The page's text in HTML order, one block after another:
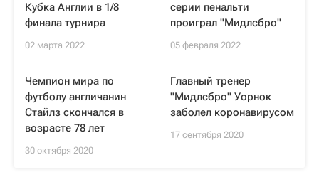
Кубка Англии в 1/8
финала турнира
02 марта 2022
серии пенальти
проиграл "Мидлсбро"
05 февраля 2022
Чемпион мира по
футболу англичанин
Стайлз скончался в
возрасте 78 лет
30 октября 2020
Главный тренер
"Мидлсбро" Уорнок
заболел коронавирусом
17 сентября 2020